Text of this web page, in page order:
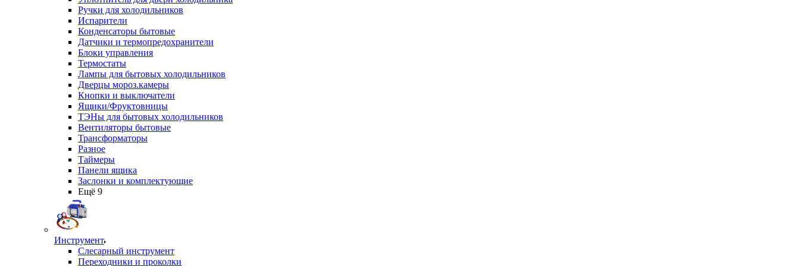
Ручки для холодильников
Испарители
Конденсаторы бытовые
Датчики и термопредохранители
Блоки управления
Термостаты
Лампы для бытовых холодильников
Дверцы мороз.камеры
Кнопки и выключатели
Ящики/Фруктовницы
ТЭНы для бытовых холодильников
Вентиляторы бытовые
Трансформаторы
Разное
Таймеры
Панели ящика
Заслонки и комплектующие
Ещё 9
Инструмент
Слесарный инструмент
Переходники и проколки